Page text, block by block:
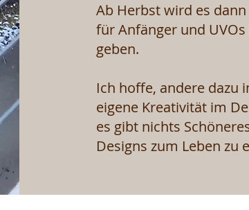
Ab Herbst wird es
für Anfänger und
geben.
Ich hoffe, andere dazu
eigene Kreativität im
es gibt nichts
Designs zum Leben zu